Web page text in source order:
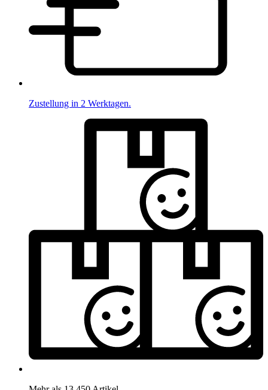
Zustellung in 2 Werktagen.